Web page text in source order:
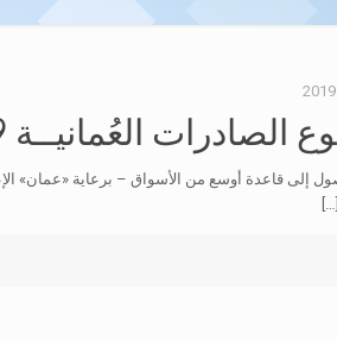
العُمانيــة 2019
قاعدة أوسع من الأسواق – برعاية «عمان»
[…]